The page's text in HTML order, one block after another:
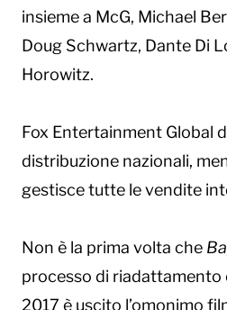
insieme a McG, Michael
Doug Schwartz, Dante Di
Horowitz.
Fox Entertainment Global
distribuzione nazionali,
gestisce tutte le vendite
Non è la prima volta che
processo di riadattamento
2017 è uscito l’omonimo